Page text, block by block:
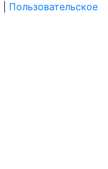
Пользовательское